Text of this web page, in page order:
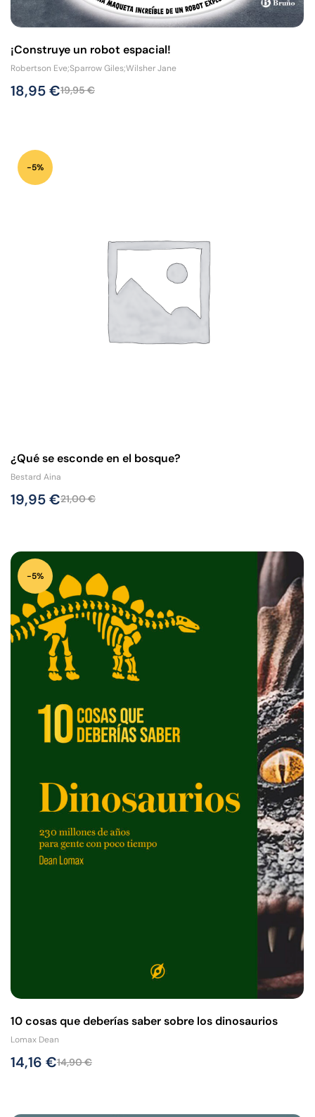
¡Construye un robot espacial!
Robertson Eve;Sparrow Giles;Wilsher Jane
19,95€
18,95€
-5%
¿Qué se esconde en el bosque?
Bestard Aina
21,00€
19,95€
-5%
10 cosas que deberías saber sobre los dinosaurios
Lomax Dean
14,90€
14,16 €